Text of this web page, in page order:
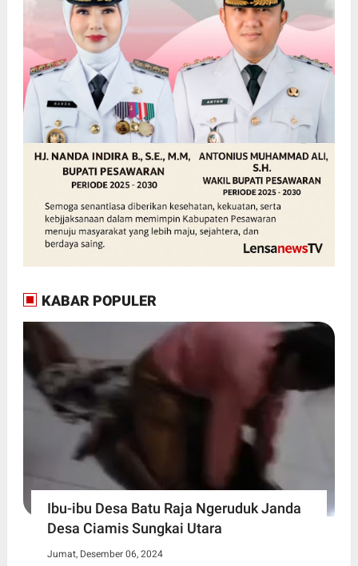
KABAR POPULER
Ibu-ibu Desa Batu Raja Ngeruduk Janda
Desa Ciamis Sungkai Utara
Jumat, Desember 06, 2024